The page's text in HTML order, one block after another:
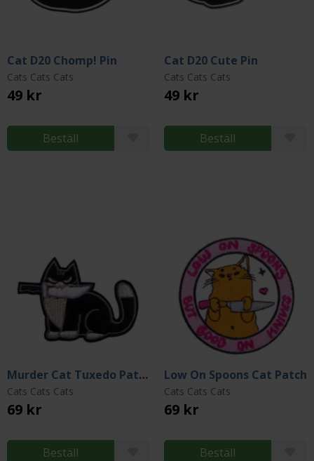
Cat D20 Chomp! Pin
Cats Cats Cats
49 kr
Beställ
Cat D20 Cute Pin
Cats Cats Cats
49 kr
Beställ
Murder Cat Tuxedo Patch
Cats Cats Cats
69 kr
Beställ
Low On Spoons Cat Patch
Cats Cats Cats
69 kr
Beställ